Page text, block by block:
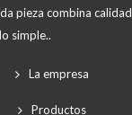
pieza combina
simple..
La empresa
Productos